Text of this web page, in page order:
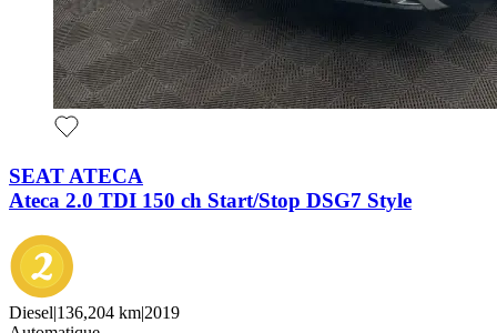
SEAT ATECA
Ateca 2.0 TDI 150 ch Start/Stop DSG7 Style
Diesel|136,204 km|2019